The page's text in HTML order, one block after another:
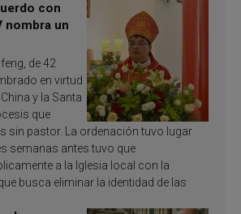
con
nombra un
de 42
en virtud
y la Santa
que
sin pastor. La ordenación tuvo lugar
semanas antes tuvo que
a la Iglesia local con la
busca eliminar la identidad de las